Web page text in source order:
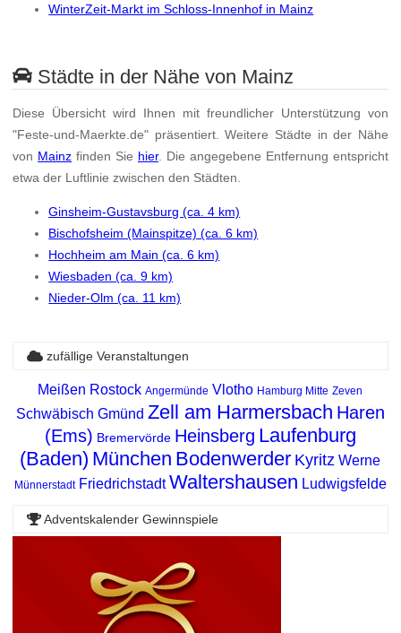
WinterZeit-Markt im Schloss-Innenhof in Mainz
Städte in der Nähe von Mainz
Diese Übersicht wird Ihnen mit freundlicher Unterstützung von
"Feste-und-Maerkte.de" präsentiert. Weitere Städte in der Nähe
von Mainz finden Sie hier. Die angegebene Entfernung entspricht
etwa der Luftlinie zwischen den Städten.
Ginsheim-Gustavsburg (ca. 4 km)
Bischofsheim (Mainspitze) (ca. 6 km)
Hochheim am Main (ca. 6 km)
Wiesbaden (ca. 9 km)
Nieder-Olm (ca. 11 km)
zufällige Veranstaltungen
Meißen Rostock Angermünde Vlotho Hamburg Mitte Zeven
Schwäbisch Gmünd Zell am Harmersbach Haren
(Ems) Bremervörde Heinsberg Laufenburg
(Baden) München Bodenwerder Kyritz Werne
Münnerstadt Friedrichstadt Waltershausen Ludwigsfelde
Adventskalender Gewinnspiele